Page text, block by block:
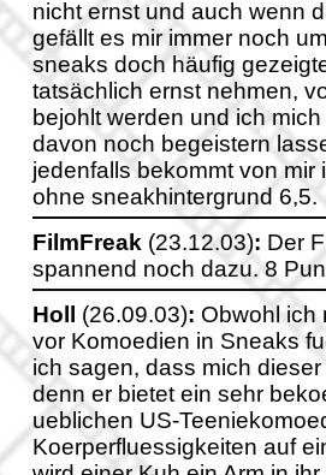
nicht ernst und auch wenn
gefällt es mir immer noch
sneaks doch häufig
tatsächlich ernst nehmen,
bejohlt werden und ich
davon noch begeistern
jedenfalls bekommt von
ohne sneakhintergrund 6,5.
FilmFreak (23.12.03): Der
spannend noch dazu. 8
Holl
(26.09.03): Obwohl ich
vor Komoedien in Sneaks
ich sagen, dass mich
denn er bietet ein sehr
ueblichen US-
Koerperfluessigkeiten auf